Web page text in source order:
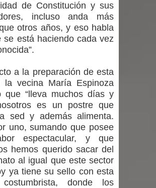
Municipalidad de Curicó apuesta a la
innovación en tecnología educativa
con nuevas pantallas interactivas del
Colegio El Boldo
Municipalidad de Curicó inició
proceso de vacunación escolar
Se activa Código Azul en Talca ante
las bajas temperaturas
GORE Maule figura tercero a nivel
de Constitución y sus
incluso anda más
otros años, y eso habla
se está haciendo cada vez
a la preparación de esta
la vecina María Espinoza
que “lleva muchos días y
es un postre que
sed y además alimenta.
uno, sumando que posee
espectacular, y que
hemos querido sacar del
al igual que este sector
ya tiene su sello con esta
donde los